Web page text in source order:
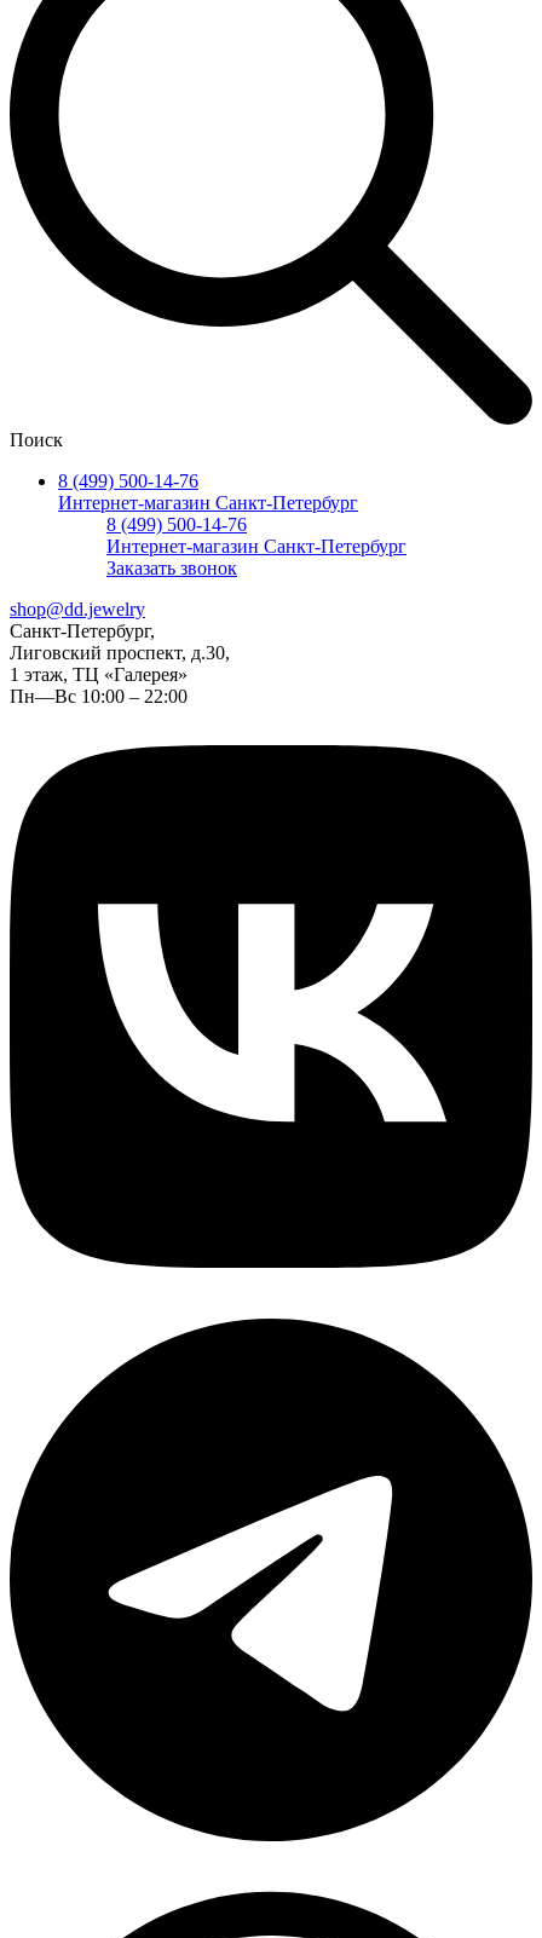
Поиск
8 (499) 500-14-76
Интернет-магазин Санкт-Петербург
8 (499) 500-14-76
Интернет-магазин Санкт-Петербург
Заказать звонок
shop@dd.jewelry
Санкт-Петербург,
Лиговский проспект, д.30,
1 этаж, ТЦ «Галерея»
Пн—Вс 10:00 – 22:00